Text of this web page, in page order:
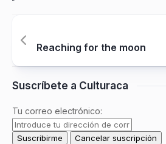
Reaching for the moon
Suscríbete a Culturaca
Tu correo electrónico: